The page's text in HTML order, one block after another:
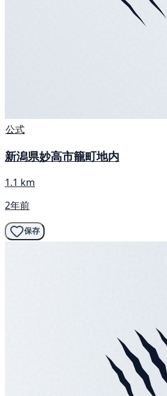
公式
新潟県妙高市籠町地内
1.1 km
2年前
保存